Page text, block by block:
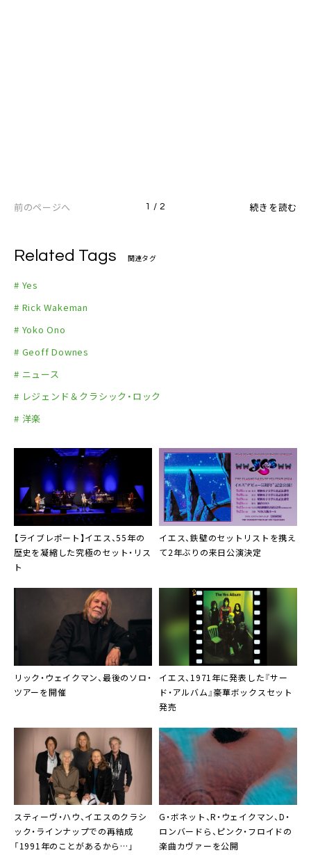
前のページへ 1 / 2 続きを読む
Related Tags 関連タグ
# Yes
# Rick Wakeman
# Yoko Ono
# Geoff Downes
# ニュース
# レジェンド＆クラシック・ロック
# 洋楽
【ライブレポート】イエス、55年の
歴史を凝縮した究極のセット・リス
ト
イエス、鉄壁のセットリストを携え
て2年ぶりの来日公演決定
リック・ウェイクマン、最後のソロ・
ツアーを開催
イエス、1971年に発表した『サー
ド・アルバム』豪華ボックスセット
発売
スティーヴ・ハウ、イエスのクラシ
ック・ラインナップでの再結成
「1991年のことがあるから…」
G・ボネット、R・ウェイクマン、D・
ロンバードら、ピンク・フロイドの
楽曲カヴァーを公開